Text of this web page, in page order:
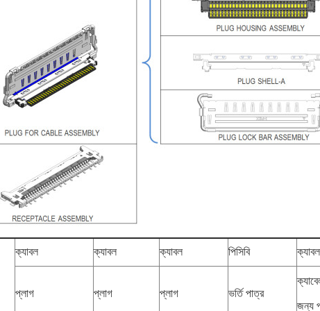
ক্যাবল ক্যাবল ক্যাবল পিসিবি ক্যাবল
প্লাগ প্লাগ প্লাগ ভর্তি পাত্র
জন্য